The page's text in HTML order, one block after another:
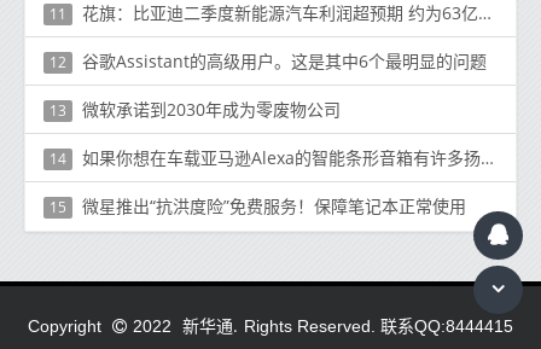
11 花旗：比亚迪二季度新能源汽车利润超预期 约为63亿元
12 谷歌Assistant的高级用户。这是其中6个最明显的问题
13 微软承诺到2030年成为零废物公司
14 如果你想在车载亚马逊Alexa的智能条形音箱有许多扬声器可供选择
15 微星推出“抗洪度险”免费服务！保障笔记本正常使用
Copyright 2022 新华通. Rights Reserved. 联系QQ:8444415